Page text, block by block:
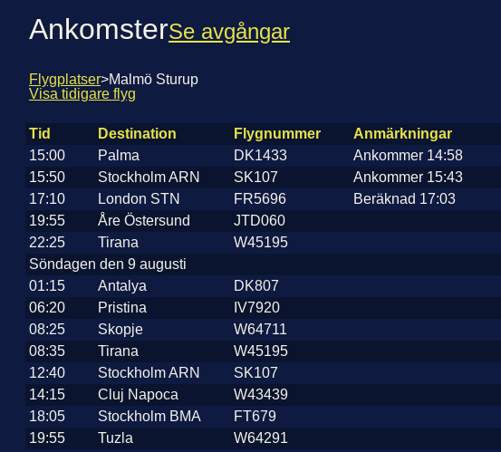
AnkomsterSe avgångar
Flygplatser>Malmö Sturup
Visa tidigare flyg
Tid Destination Flygnummer
Anmärkningar
15:00
Palma DK1433
Ankommer 14:58
15:50
Stockholm ARN SK107
Ankommer 15:43
17:10
London STN FR5696
Beräknad 17:03
19:55
Åre Östersund
JTD060
22:25
Tirana
W45195
Söndagen den 9 augusti
01:15
Antalya
DK807
06:20
Pristina
IV7920
08:25
Skopje
W64711
08:35
Tirana
W45195
12:40
Stockholm ARN
SK107
14:15
Cluj Napoca
W43439
18:05
Stockholm BMA
FT679
19:55
Tuzla W64291